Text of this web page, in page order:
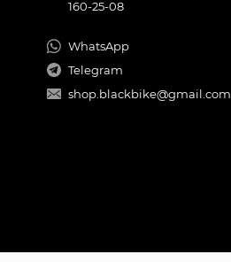
160-25-08
WhatsApp
Telegram
shop.blackbike@gmail.com